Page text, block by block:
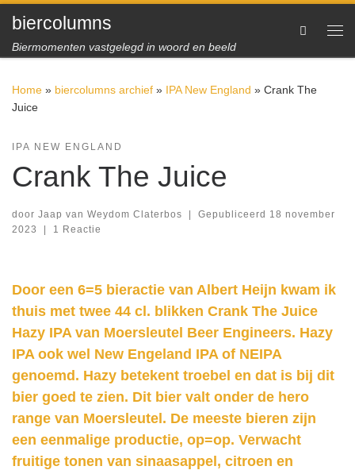
Ga naar inhoud
biercolumns
Biermomenten vastgelegd in woord en beeld
Search
Home » biercolumns archief » IPA New England » Crank The
Juice
IPA NEW ENGLAND
Crank The Juice
door Jaap van Weydom Claterbos Gepubliceerd 18 november
2023
1 Reactie
Door een 6=5 bieractie van Albert Heijn kwam ik
thuis met twee 44 cl. blikken Crank The Juice
Hazy IPA van Moersleutel Beer Engineers. Hazy
IPA ook wel New Engeland IPA of NEIPA
genoemd. Hazy betekent troebel en dat is bij dit
bier goed te zien. Dit bier valt onder de hero
range van Moersleutel. De meeste bieren zijn
een eenmalige productie, op=op. Verwacht
fruitige tonen van sinaasappel, citroen en